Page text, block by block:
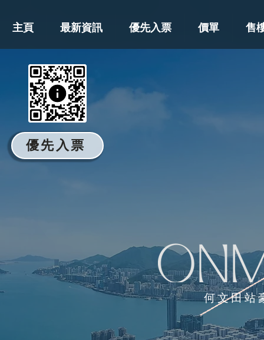
主頁 最新資訊 優先入票 價單 售
何文田站
優先入票